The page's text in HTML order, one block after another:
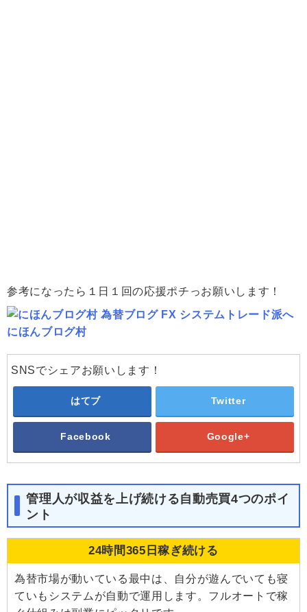
参考になったら１日１回の応援ポチっお願いします！
にほんブログ村
SNSでシェアお願いします！
はてブ Twitter
Facebook Google+
管理人が収益を上げ続ける自動売買4つのポイ
ント
24時間365日稼ぎ続ける
為替市場が動いている最中は、自分が遊んでいても寝
ていもシステムが自動で運用します。フルオートで稼